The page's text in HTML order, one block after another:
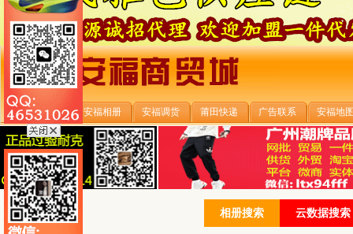
安福首页 安福相册 安福调货 莆田快递 广告联系 安福地
相册搜索 云数据搜